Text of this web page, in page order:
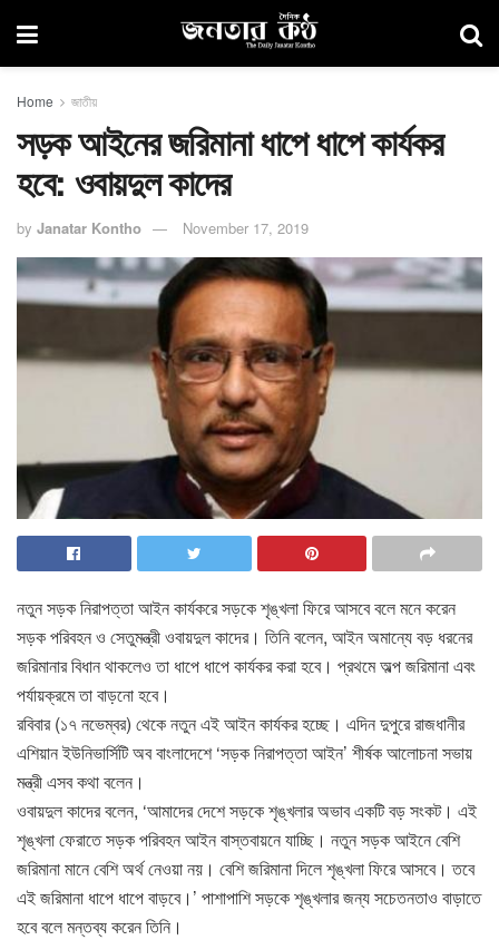
Home জাতীয়
সড়ক আইনের জরিমানা ধাপে ধাপে কার্যকর
হবে: ওবায়দুল কাদের
by Janatar Kontho November 17, 2019
নতুন সড়ক নিরাপত্তা আইন কার্যকরে সড়কে শৃঙ্খলা ফিরে আসবে বলে মনে করেন
সড়ক পরিবহন ও সেতুমন্ত্রী ওবায়দুল কাদের। তিনি বলেন, আইন অমান্যে বড় ধরনের
জরিমানার বিধান থাকলেও তা ধাপে ধাপে কার্যকর করা হবে। প্রথমে অল্প জরিমানা এবং
পর্যায়ক্রমে তা বাড়নো হবে।
রবিবার (১৭ নভেম্বর) থেকে নতুন এই আইন কার্যকর হচ্ছে। এদিন দুপুরে রাজধানীর
এশিয়ান ইউনিভার্সিটি অব বাংলাদেশে ‘সড়ক নিরাপত্তা আইন’ শীর্ষক আলোচনা সভায়
মন্ত্রী এসব কথা বলেন।
ওবায়দুল কাদের বলেন, ‘আমাদের দেশে সড়কে শৃঙ্খলার অভাব একটি বড় সংকট। এই
শৃঙ্খলা ফেরাতে সড়ক পরিবহন আইন বাস্তবায়নে যাচ্ছি। নতুন সড়ক আইনে বেশি
জরিমানা মানে বেশি অর্থ নেওয়া নয়। বেশি জরিমানা দিলে শৃঙ্খলা ফিরে আসবে। তবে
এই জরিমানা ধাপে ধাপে বাড়বে।’ পাশাপাশি সড়কে শৃঙ্খলার জন্য সচেতনতাও বাড়াতে
হবে বলে মন্তব্য করেন তিনি।